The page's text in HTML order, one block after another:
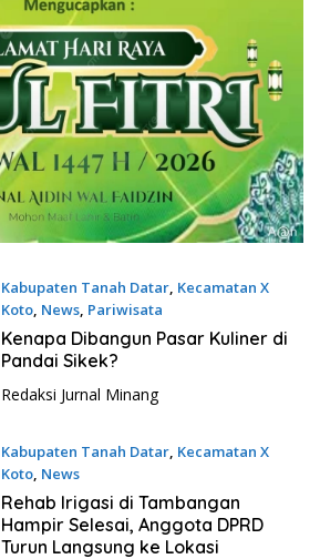
Kabupaten Tanah Datar, Kecamatan X
Koto, News, Pariwisata
13 Mei 2026
Kenapa Dibangun Pasar Kuliner di
Pandai Sikek?
Redaksi Jurnal Minang
Kabupaten Tanah Datar, Kecamatan X
Koto, News
12 Mei 2026
Rehab Irigasi di Tambangan
Hampir Selesai, Anggota DPRD
Turun Langsung ke Lokasi